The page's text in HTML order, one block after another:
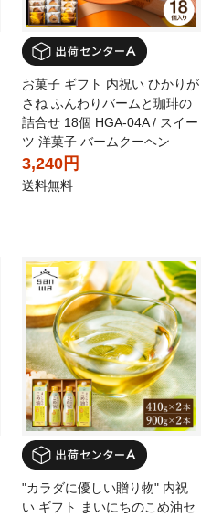
お菓子 ギフト 内祝い ひかりが
さね ふんわりバームと珈琲の
詰合せ 18個 HGA-04A / スイー
ツ 洋菓子 バームクーヘン
3,240円
送料無料
"カラダに優しい贈り物" 内祝
い ギフト まいにちのこめ油セ